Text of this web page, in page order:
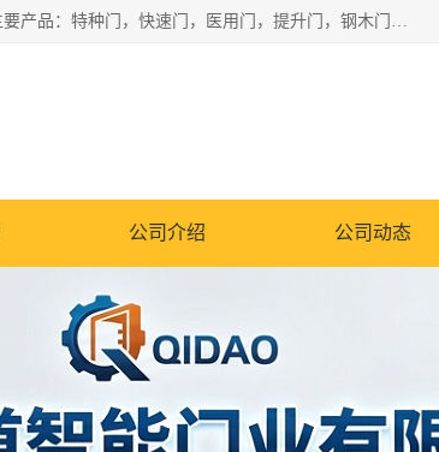
安徽奇道智能门业有限公司是一家专业生产各种门窗、智能门窗的企业，主要产品：特种门，快速门，医用门，提升门，钢木门，智能道闸，钢大门，平移门，卷帘门，保温门，钢制自由门，防火门等，欢迎前来咨询采购。
公司介绍 公司动态